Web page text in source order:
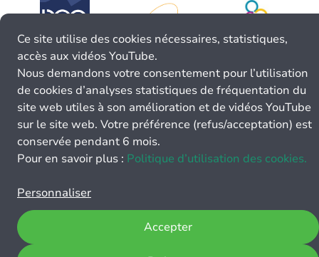
Ce site utilise des cookies nécessaires, statistiques,
accès aux vidéos YouTube.
Nous demandons votre consentement pour l’utilisation
de cookies d’analyses statistiques de fréquentation du
site web utiles à son amélioration et de vidéos YouTube
sur le site web. Votre préférence (refus/acceptation) est
conservée pendant 6 mois.
Pour en savoir plus : Politique d’utilisation des cookies.
Personnaliser
Accepter